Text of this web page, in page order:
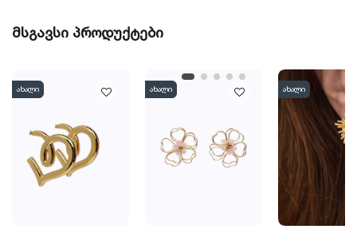
მსგავსი პროდუქტები
ახალი ახალი ახალი